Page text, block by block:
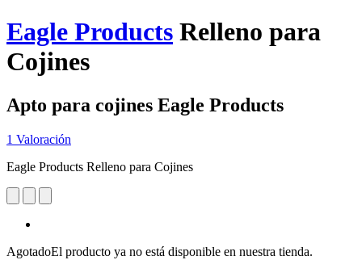
Eagle Products Relleno para
Cojines
Apto para cojines Eagle Products
1 Valoración
Eagle Products Relleno para Cojines
AgotadoEl producto ya no está disponible en nuestra tienda.